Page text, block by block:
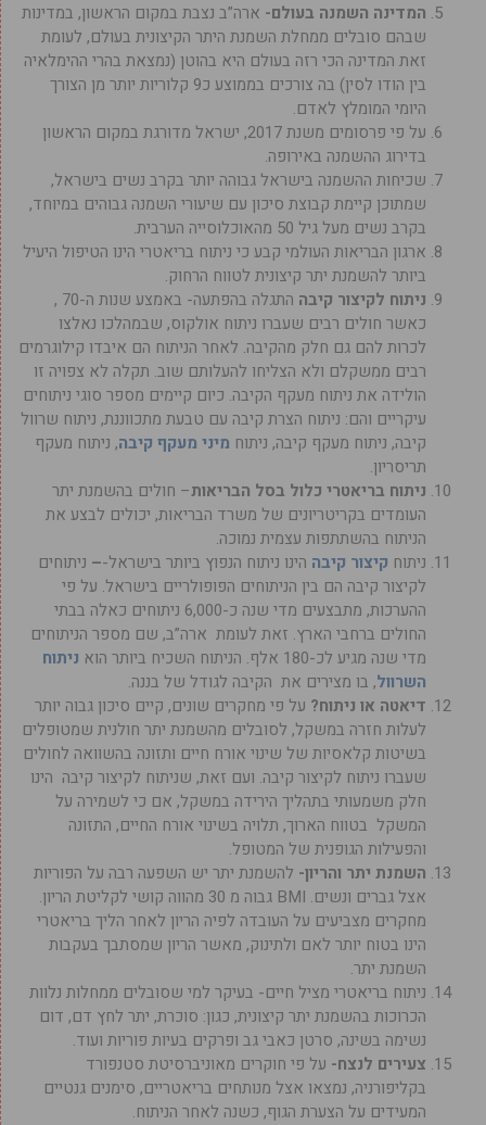
המדינה השמנה בעולם- ארה”ב נצבת במקום הראשון, במדינות
שבהם סובלים ממחלת השמנת היתר הקיצונית בעולם, לעומת
זאת המדינה הכי רזה בעולם היא בהוטן (נמצאת בהרי ההימלאיה
בין הודו לסין) בה צורכים בממוצע כ9 קלוריות יותר מן הצורך
היומי המומלץ לאדם.
על פי פרסומים משנת 2017, ישראל מדורגת במקום הראשון
בדירוג ההשמנה באירופה.
שכיחות ההשמנה בישראל גבוהה יותר בקרב נשים בישראל,
שמתוכן קיימת קבוצת סיכון עם שיעורי השמנה גבוהים במיוחד,
בקרב נשים מעל גיל 50 מהאוכלוסייה הערבית.
ארגון הבריאות העולמי קבע כי ניתוח בריאטרי הינו הטיפול היעיל
ביותר להשמנת יתר קיצונית לטווח הרחוק.
ניתוח לקיצור קיבה
התגלה בהפתעה- באמצע שנות ה-70 ,
כאשר חולים רבים שעברו ניתוח אולקוס, שבמהלכו נאלצו
לכרות להם גם חלק מהקיבה. לאחר הניתוח הם איבדו קילוגרמים
רבים ממשקלם ולא הצליחו להעלותם שוב. תקלה לא צפויה זו
הולידה את ניתוח מעקף הקיבה. כיום קיימים מספר סוגי ניתוחים
עיקריים והם: ניתוח הצרת קיבה עם טבעת מתכווננת, ניתוח שרוול
קיבה, ניתוח מעקף קיבה, ניתוח מיני מעקף קיבה, ניתוח מעקף
תריסריון.
ניתוח בריאטרי כלול בסל הבריאות– חולים בהשמנת יתר
העומדים בקריטריונים של משרד הבריאות, יכולים לבצע את
הניתוח בהשתתפות עצמית נמוכה.
ניתוח קיצור קיבה הינו ניתוח הנפוץ ביותר בישראל-– ניתוחים
לקיצור קיבה הם בין הניתוחים הפופולריים בישראל. על פי
ההערכות, מתבצעים מדי שנה כ-6,000 ניתוחים כאלה בבתי
החולים ברחבי הארץ. זאת לעומת ארה”ב, שם מספר הניתוחים
מדי שנה מגיע לכ-180 אלף. הניתוח השכיח ביותר הוא
ניתוח
השרוול, בו מצירים את הקיבה לגודל של בננה.
דיאטה או ניתוח? על פי מחקרים שונים, קיים סיכון גבוה יותר
לעלות חזרה במשקל, לסובלים מהשמנת יתר חולנית שמטופלים
בשיטות קלאסיות של שינוי אורח חיים ותזונה בהשוואה לחולים
שעברו ניתוח לקיצור קיבה. ועם זאת, שניתוח לקיצור קיבה הינו
חלק משמעותי בתהליך הירידה במשקל, אם כי לשמירה על
המשקל בטווח הארוך, תלויה בשינוי אורח החיים, התזונה
והפעילות הגופנית של המטופל.
השמנת יתר והריון- להשמנת יתר יש השפעה רבה על הפוריות
אצל גברים ונשים. BMI גבוה מ 30 מהווה קושי לקליטת הריון.
מחקרים מצביעים על העובדה לפיה הריון לאחר הליך בריאטרי
הינו בטוח יותר לאם ולתינוק, מאשר הריון שמסתבך בעקבות
השמנת יתר.
ניתוח בריאטרי מציל חיים- בעיקר למי שסובלים ממחלות נלוות
הכרוכות בהשמנת יתר קיצונית, כגון: סוכרת, יתר לחץ דם, דום
נשימה בשינה, סרטן כאבי גב ופרקים בעיות פוריות ועוד.
צעירים לנצח- על פי חוקרים מאוניברסיטת סטנפורד
בקליפורניה, נמצאו אצל מנותחים בריאטריים, סימנים גנטיים
המעידים על הצערת הגוף, כשנה לאחר הניתוח.